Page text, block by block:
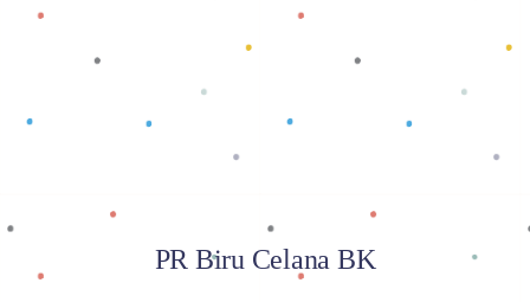
Baca selengkapnya
PR Biru Celana BK